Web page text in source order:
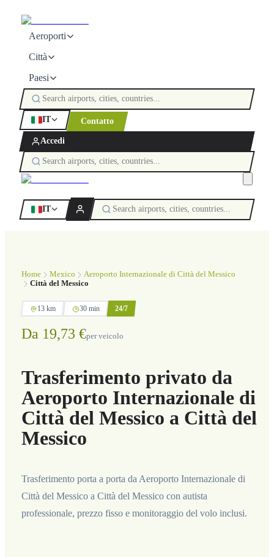
Aeroporti
Città
Paesi
IT Contatto
Accedi
IT
Home Mexico
Aeroporto Internazionale di Città del Messico
Città del Messico
13 km 30 min 24/7
Da 19,73 €per veicolo
Trasferimento privato da
Aeroporto Internazionale di
Città del Messico a Città del
Messico
Trasferimento porta a porta da Aeroporto Internazionale di
Città del Messico a Città del Messico con autista
professionale, prezzo fisso e monitoraggio del volo inclusi.